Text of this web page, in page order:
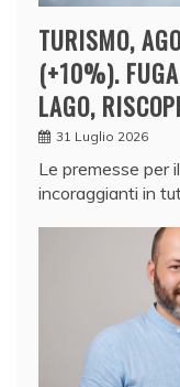
TURISMO,
(+10%).
LAGO,
31 Luglio 2026
Le premesse per
incoraggianti in